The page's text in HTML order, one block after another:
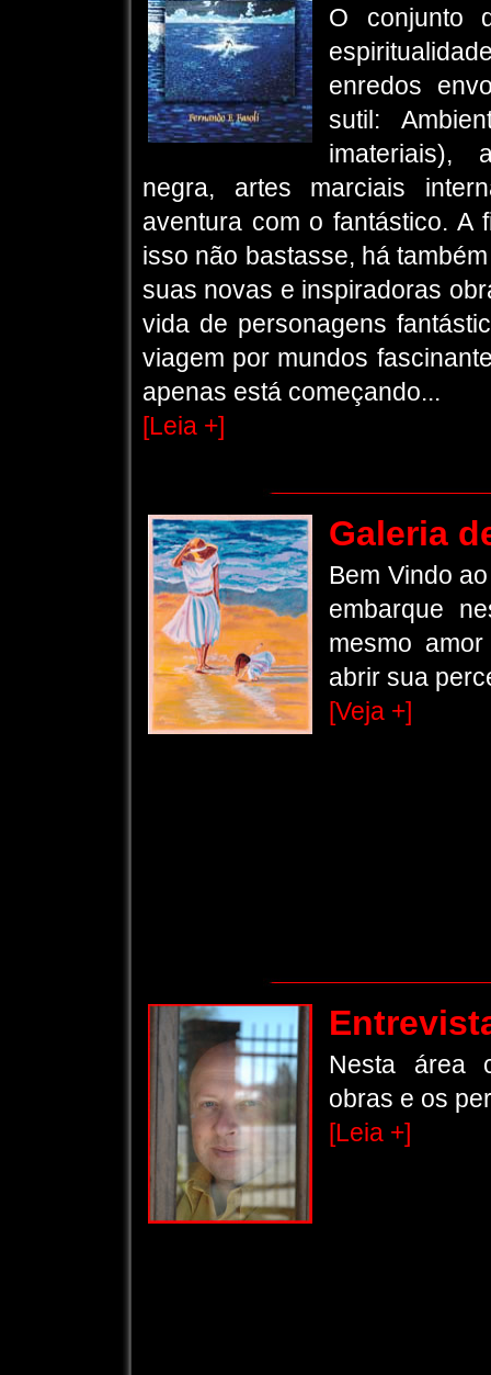
O conjunto
enredos
sutil:
imateriais),
negra, artes marciais
aventura com o fantástico. A
isso não bastasse, há
suas novas e inspiradoras
vida de personagens
viagem por mundos
apenas está começando...
[Leia +]
Galeria
Bem Vindo
embarque
mesmo
abrir sua
[Veja +]
Nesta área
obras e os
[Leia +]